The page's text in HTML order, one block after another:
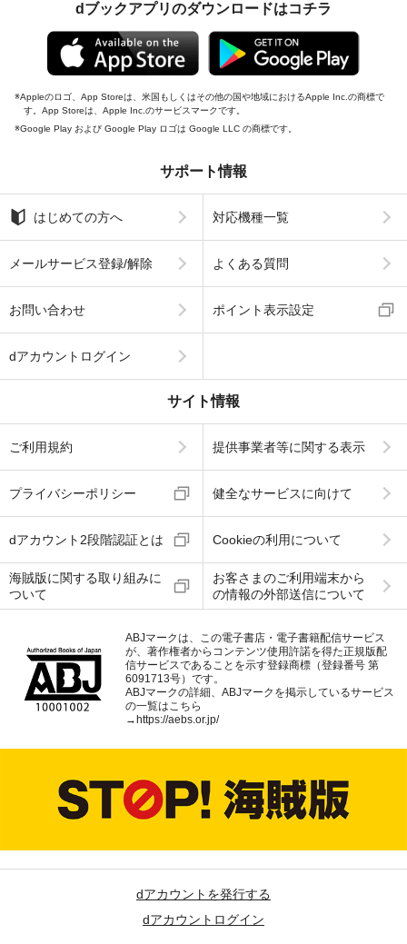
dブックアプリのダウンロードはコチラ
Appleのロゴ、App Storeは、米国もしくはその他の国や地域におけるApple Inc.の商標で
す。App Storeは、Apple Inc.のサービスマークです。
Google Play および Google Play ロゴは Google LLC の商標です。
サポート情報
はじめての方へ 対応機種一覧
メールサービス登録/解除 よくある質問
お問い合わせ ポイント表示設定
dアカウントログイン
サイト情報
ご利用規約 提供事業者等に関する表示
プライバシーポリシー 健全なサービスに向けて
dアカウント2段階認証とは Cookieの利用について
海賊版に関する取り組みに
ついて
お客さまのご利用端末から
の情報の外部送信について
ABJマークは、この電子書店・電子書籍配信サービス
が、著作権者からコンテンツ使用許諾を得た正規版配
信サービスであることを示す登録商標（登録番号 第
6091713号）です。
ABJマークの詳細、ABJマークを掲示しているサービス
の一覧はこちら
→ https://aebs.or.jp/
dアカウントを発行する
dアカウントログイン